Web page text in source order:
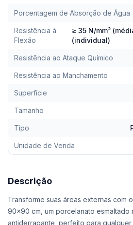
Porcentagem de Absorção de Água
Resistência à
Flexão
≥ 35 N/mm²
(individual)
Resistência ao Ataque Químico
Resistência ao Manchamento
Superfície
Tamanho
Tipo
Unidade de Venda
Descrição
Transforme suas áreas externas com
90x90 cm, um porcelanato esmaltado
antiderrapante, perfeito para qualquer